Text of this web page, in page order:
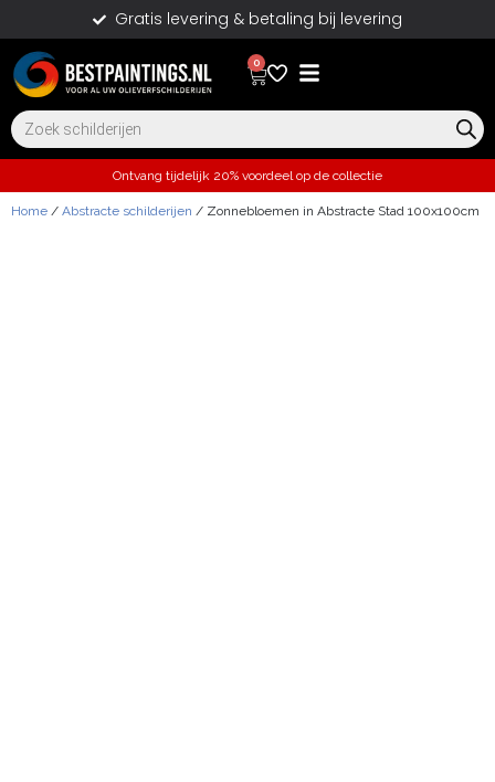
Gratis levering & betaling bij levering
0
Ontvang tijdelijk 20% voordeel op de collectie
Home / Abstracte schilderijen / Zonnebloemen in Abstracte Stad 100x100cm